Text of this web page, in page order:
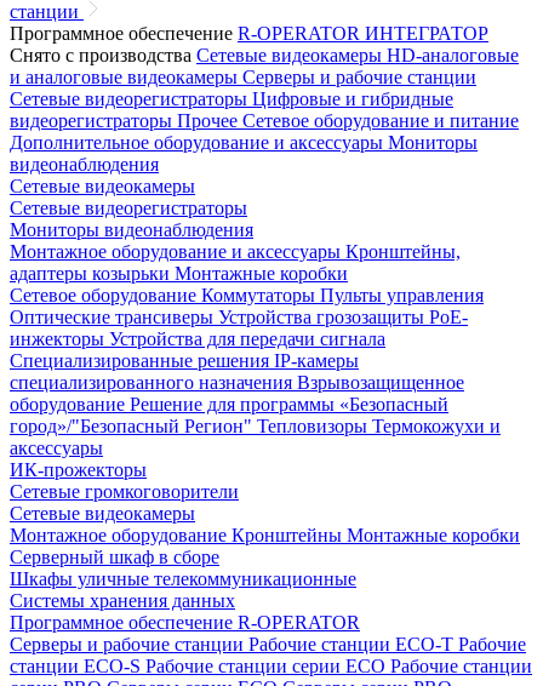
станции
Программное обеспечение R-OPERATOR ИНТЕГРАТОР
Снято с производства Сетевые видеокамеры HD-аналоговые
и аналоговые видеокамеры Серверы и рабочие станции
Сетевые видеорегистраторы Цифровые и гибридные
видеорегистраторы Прочее Сетевое оборудование и питание
Дополнительное оборудование и аксессуары Мониторы
видеонаблюдения
Сетевые видеокамеры
Сетевые видеорегистраторы
Мониторы видеонаблюдения
Монтажное оборудование и аксессуары Кронштейны,
адаптеры козырьки Монтажные коробки
Сетевое оборудование Коммутаторы Пульты управления
Оптические трансиверы Устройства грозозащиты PoE-
инжекторы Устройства для передачи сигнала
Специализированные решения IP-камеры
специализированного назначения Взрывозащищенное
оборудование Решение для программы «Безопасный
город»/"Безопасный Регион" Тепловизоры Термокожухи и
аксессуары
ИК-прожекторы
Сетевые громкоговорители
Сетевые видеокамеры
Монтажное оборудование Кронштейны Монтажные коробки
Серверный шкаф в сборе
Шкафы уличные телекоммуникационные
Системы хранения данных
Программное обеспечение R-OPERATOR
Серверы и рабочие станции Рабочие станции ECO-T Рабочие
станции ECO-S Рабочие станции серии ECO Рабочие станции